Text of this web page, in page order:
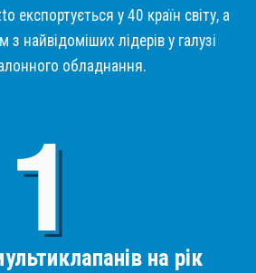
експортується у 40 країн світу, а
найвідоміших лідерів у галузі
обладнання.
на рік